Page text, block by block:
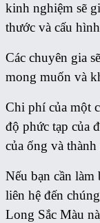
kinh nghiệm sẽ
thước và cấu
Các chuyên gia
mong muốn và
Chi phí của một
độ phức tạp của
của ống và
Nếu bạn cần làm
liên hệ đến
Long Sắc Màu